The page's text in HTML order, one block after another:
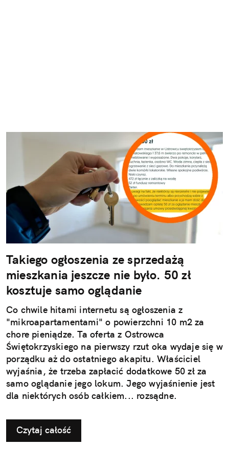
Takiego ogłoszenia ze sprzedażą
mieszkania jeszcze nie było. 50 zł
kosztuje samo oglądanie
Co chwile hitami internetu są ogłoszenia z
"mikroapartamentami" o powierzchni 10 m2 za
chore pieniądze. Ta oferta z Ostrowca
Świętokrzyskiego na pierwszy rzut oka wydaje się w
porządku aż do ostatniego akapitu. Właściciel
wyjaśnia, że trzeba zapłacić dodatkowe 50 zł za
samo oglądanie jego lokum. Jego wyjaśnienie jest
dla niektórych osób całkiem... rozsądne.
Czytaj całość